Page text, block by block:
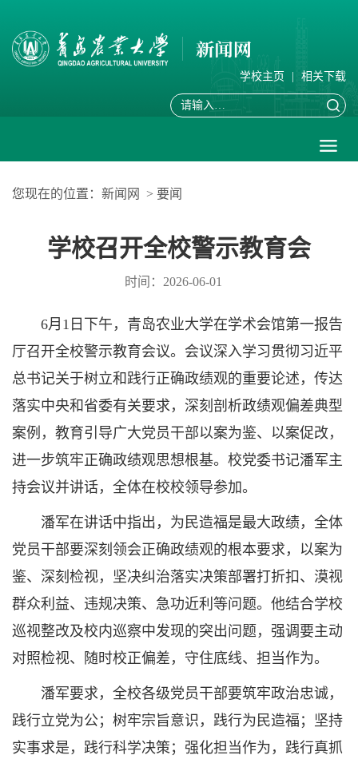
学校主页 相关下载
您现在的位置： 新闻网 > 要闻
学校召开全校警示教育会
时间：2026-06-01
6月1日下午，青岛农业大学在学术会馆第一报告
厅召开全校警示教育会议。会议深入学习贯彻习近平
总书记关于树立和践行正确政绩观的重要论述，传达
落实中央和省委有关要求，深刻剖析政绩观偏差典型
案例，教育引导广大党员干部以案为鉴、以案促改，
进一步筑牢正确政绩观思想根基。校党委书记潘军主
持会议并讲话，全体在校校领导参加。
潘军在讲话中指出，为民造福是最大政绩，全体
党员干部要深刻领会正确政绩观的根本要求，以案为
鉴、深刻检视，坚决纠治落实决策部署打折扣、漠视
群众利益、违规决策、急功近利等问题。他结合学校
巡视整改及校内巡察中发现的突出问题，强调要主动
对照检视、随时校正偏差，守住底线、担当作为。
潘军要求，全校各级党员干部要筑牢政治忠诚，
践行立党为公；树牢宗旨意识，践行为民造福；坚持
实事求是，践行科学决策；强化担当作为，践行真抓